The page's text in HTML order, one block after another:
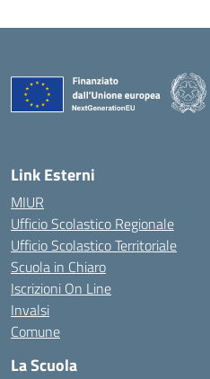
Link Esterni
MIUR
Ufficio Scolastico Regionale
Ufficio Scolastico Territoriale
Scuola in Chiaro
Iscrizioni On Line
Invalsi
Comune
La Scuola